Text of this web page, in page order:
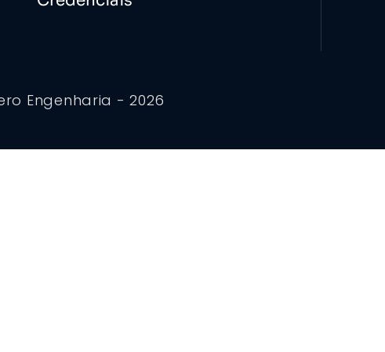
Engenharia - 2026